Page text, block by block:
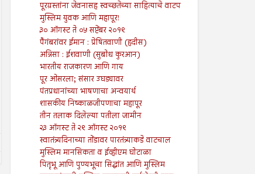
२६ जुलै ते ०१ ऑगस्ट २०२४
7/26/2024
पूरग्रस्तांना जेवनासह स्वच्छतेच्या साहित्याचे वाटप
मुस्लिम युवक आणि महापूर!
३० ऑगस्ट ते ०५ सप्टेंबर २०१९
पैगंबरांवर ईमान : प्रेषितवाणी (हदीस)
अन्निसा : ईशवाणी (सुबोध कुरआन)
भारतीय राजकारण आणि गाय
पूर ओसरला; संसार उघड्यावर
पंतप्रधानांच्या भाषणाचा अन्वयार्थ
शासकीय निष्काळजीपणाचा महापूर
तीन तलाक दिलेल्या पतीला जामीन
२३ ऑगस्ट ते २९ ऑगस्ट २०१९
स्वातंत्र्यदिनाच्या तोंडावर पारतंत्र्याकडे वाटचाल
मुस्लिम मानसिकता व ईव्हीएम घोटाळा
पितृभू आणि पुण्यभूचा सिद्धांत आणि मुस्लिम